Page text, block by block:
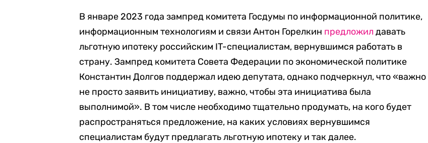
В январе 2023 года зампред комитета Госдумы по информационной политике,
информационным технологиям и связи Антон Горелкин предложил давать
льготную ипотеку российским IT-специалистам, вернувшимся работать в
страну. Зампред комитета Совета Федерации по экономической политике
Константин Долгов поддержал идею депутата, однако подчеркнул, что «важно
не просто заявить инициативу, важно, чтобы эта инициатива была
выполнимой». В том числе необходимо тщательно продумать, на кого будет
распространяться предложение, на каких условиях вернувшимся
специалистам будут предлагать льготную ипотеку и так далее.